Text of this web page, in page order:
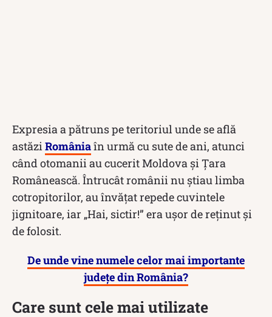
Expresia a pătruns pe teritoriul unde se află
astăzi Româniaîn urmă cu sute de ani, atunci
când otomanii au cucerit Moldova și Țara
Românească. Întrucât românii nu știau limba
cotropitorilor, au învățat repede cuvintele
jignitoare, iar „Hai, sictir!” era ușor de reținut și
de folosit.
De unde vine numele celor mai importante
județe din România?
Care sunt cele mai utilizate